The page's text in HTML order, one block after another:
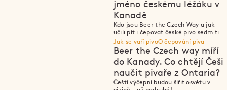
jméno českému léžáku v
Kanadě
Kdo jsou Beer the Czech Way a jak
učili pít i čepovat české pivo sedm tisíc
kilometrů od domova?
Jak se vaří pivoO čepování piva
Beer the Czech way míří
do Kanady. Co chtějí Češi
naučit pivaře z Ontaria?
Čeští výčepní budou šířit osvětu v